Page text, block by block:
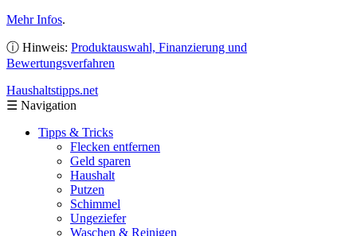
Mehr Infos.
ⓘ Hinweis: Produktauswahl, Finanzierung und
Bewertungsverfahren
Haushaltstipps.net
☰ Navigation
Tipps & Tricks
Flecken entfernen
Geld sparen
Haushalt
Putzen
Schimmel
Ungeziefer
Waschen & Reinigen